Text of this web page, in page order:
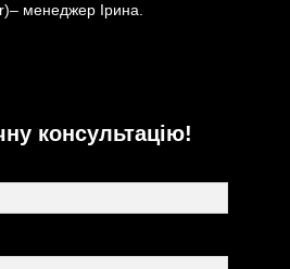
менеджер Ірина.
консультацію!